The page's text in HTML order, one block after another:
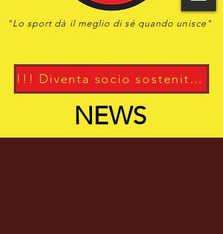
"Losportdà il meglio di sé quando unisce"
!!! Diventa socio sostenitore !!!
NEWS